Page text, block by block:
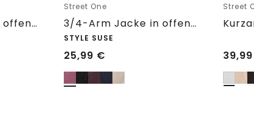
3/4-Arm Jacke in offener Passform
Street One
3/4-Arm Jacke in offener Passform
STYLE SUSE
25,99 €
Street
39,99